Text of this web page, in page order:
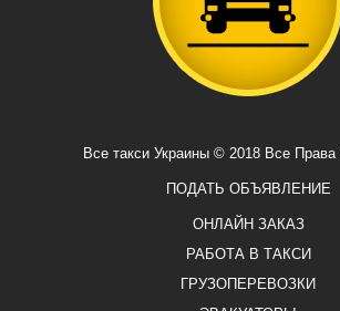
Все такси Украины © 2018 Все
ПОДАТЬ ОБЪЯВЛЕНИЕ
ОНЛАЙН ЗАКАЗ
РАБОТА В ТАКСИ
ГРУЗОПЕРЕВОЗКИ